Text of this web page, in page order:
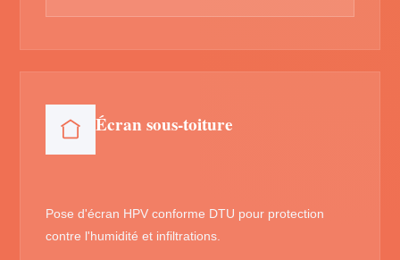
Écran sous-toiture
Pose d'écran HPV conforme DTU pour protection
contre l'humidité et infiltrations.